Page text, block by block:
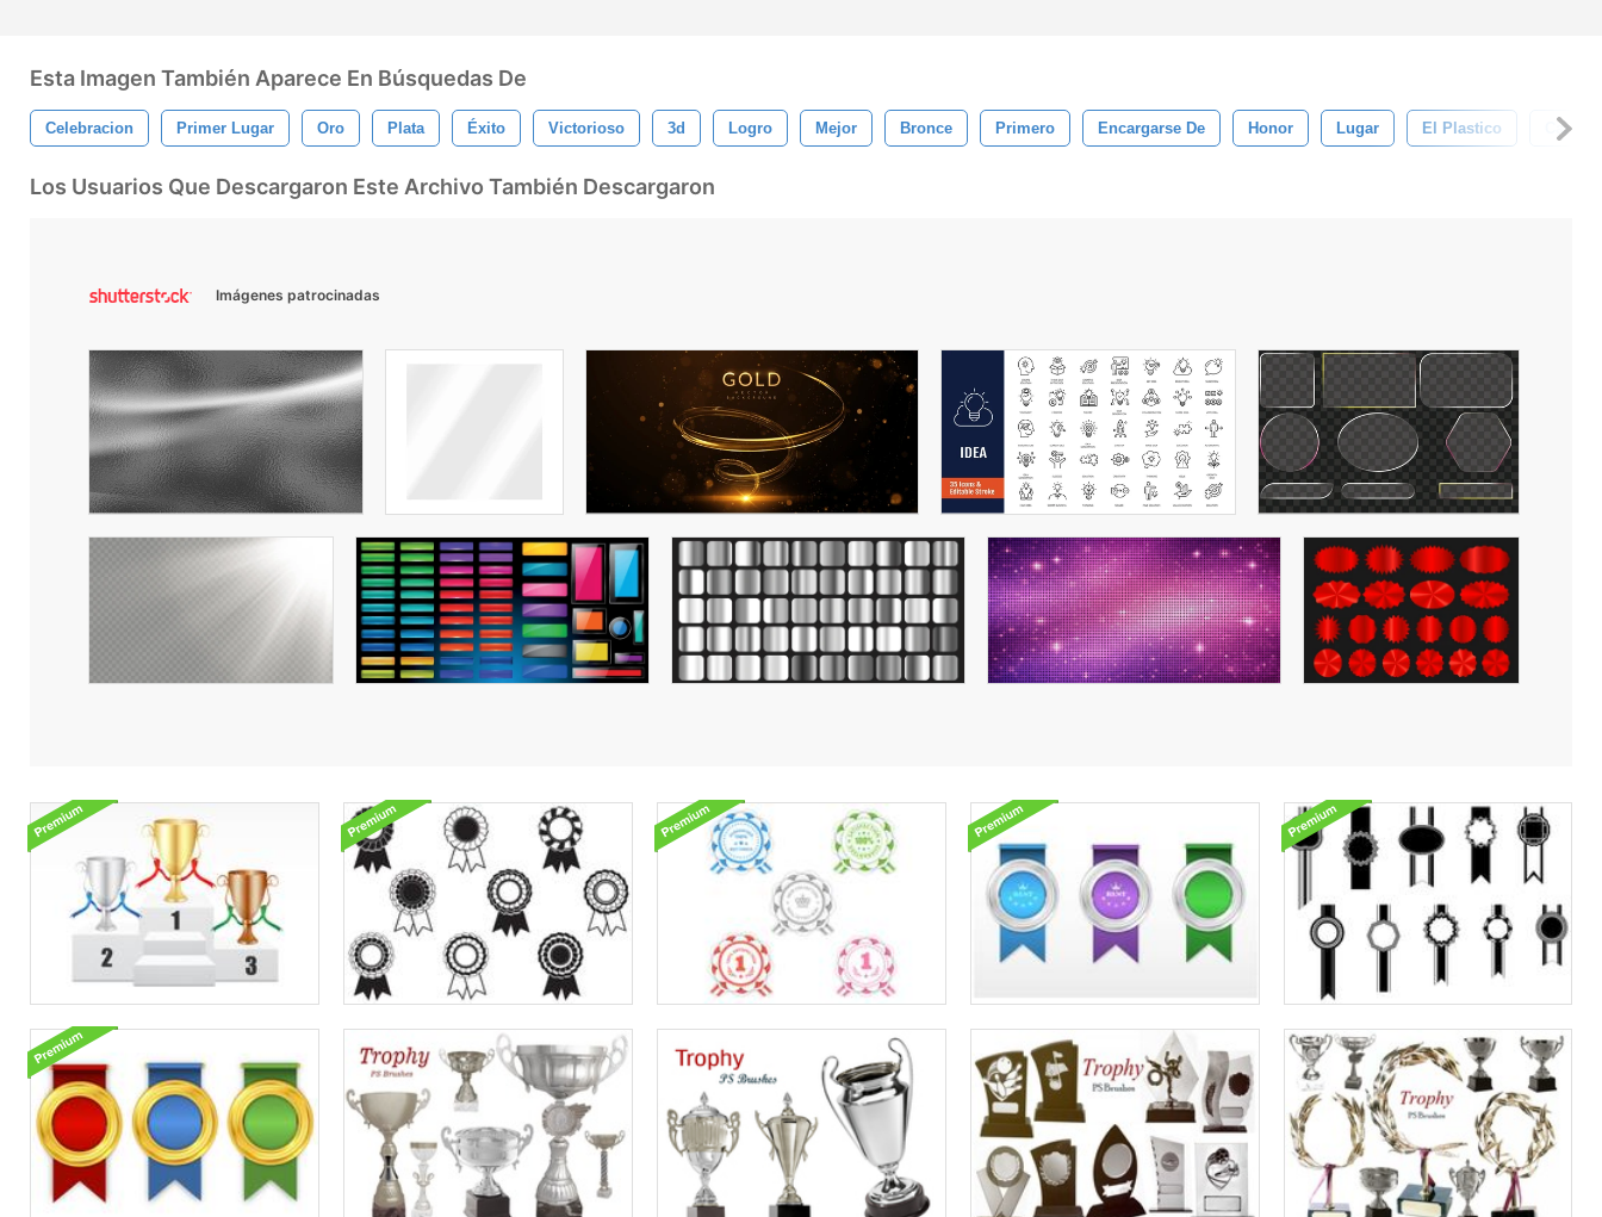
Esta Imagen También Aparece En Búsquedas De
Celebracion Primer Lugar Oro Plata Éxito Victorioso 3d Logro Mejor Bronce Primero Encargarse De Honor Lugar El Plastico
Los Usuarios Que Descargaron Este Archivo También Descargaron
Imágenes patrocinadas